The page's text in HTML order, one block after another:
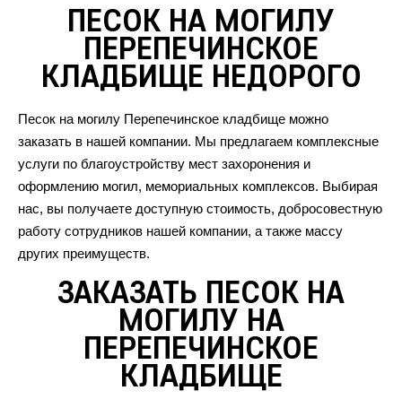
ПЕСОК НА МОГИЛУ
ПЕРЕПЕЧИНСКОЕ
КЛАДБИЩЕ НЕДОРОГО
Песок на могилу Перепечинское кладбище можно
заказать в нашей компании. Мы предлагаем комплексные
услуги по благоустройству мест захоронения и
оформлению могил, мемориальных комплексов. Выбирая
нас, вы получаете доступную стоимость, добросовестную
работу сотрудников нашей компании, а также массу
других преимуществ.
ЗАКАЗАТЬ ПЕСОК НА
МОГИЛУ НА
ПЕРЕПЕЧИНСКОЕ
КЛАДБИЩЕ